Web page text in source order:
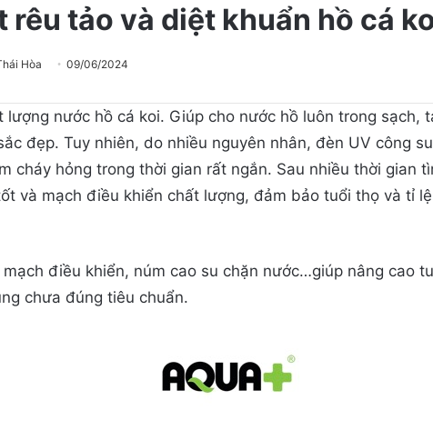
tảo và diệt khuẩn hồ cá
Hòa 09/06/2024
nước hồ cá koi. Giúp cho nước hồ luôn trong sạch,
đẹp. Tuy nhiên, do nhiều nguyên nhân, đèn UV công
cháy hỏng trong thời gian rất ngắn. Sau nhiều thời gian
và mạch điều khiển chất lượng, đảm bảo tuổi thọ và tỉ
điều khiển, núm cao su chặn nước…giúp nâng cao
chưa đúng tiêu chuẩn.